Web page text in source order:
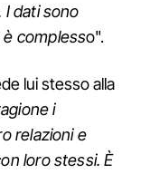
I dati sono
complesso".
lui stesso alla
i
relazioni e
loro stessi. È